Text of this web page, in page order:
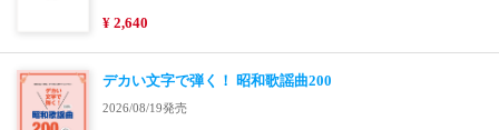
¥ 2,640
デカい文字で弾く！ 昭和歌謡曲200
2026/08/19発売